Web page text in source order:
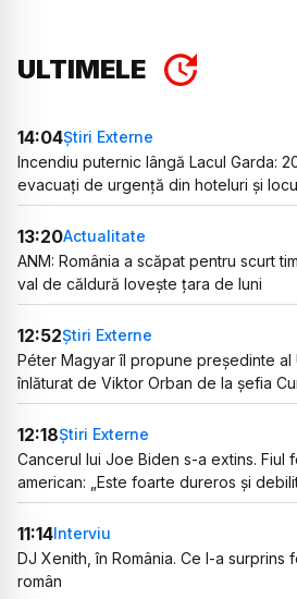
ULTIMELE
14:04Știri Externe
Incendiu puternic lângă Lacul Garda:
evacuați de urgență din hoteluri și
13:20Actualitate
ANM: România a scăpat pentru scurt
val de căldură lovește țara de luni
12:52Știri Externe
Péter Magyar îl propune președinte
înlăturat de Viktor Orban de la șefia
12:18Știri Externe
Cancerul lui Joe Biden s-a extins. Fiul
american: „Este foarte dureros și
11:14Interviu
DJ Xenith, în România. Ce l-a surprins
român